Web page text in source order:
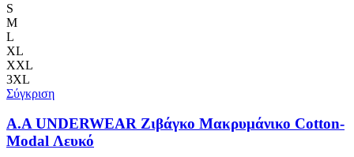
επιλεγούν
σελίδα
του
προϊόντος
S
M
L
XL
XXL
3XL
Σύγκριση
Α.A UNDERWEAR Ζιβάγκο Μακρυμάνικο Cotton-
Modal Λευκό